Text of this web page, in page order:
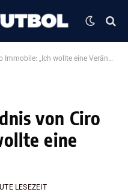
„Ich wollte eine Veränderung“
von Ciro
eine
LESEZEIT